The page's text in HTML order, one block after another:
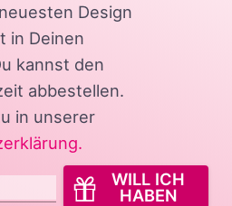
Design
in Deinen
kannst den
abbestellen.
in unserer
.
WILL ICH
HABEN